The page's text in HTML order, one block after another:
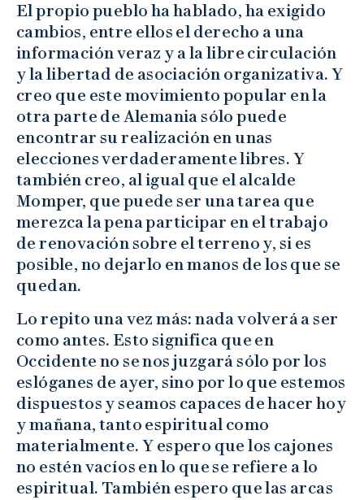
El propio pueblo ha hablado, ha exigido
cambios, entre ellos el derecho a una
información veraz y a la libre circulación
y la libertad de asociación organizativa. Y
creo que este movimiento popular en la
otra parte de Alemania sólo puede
encontrar su realización en unas
elecciones verdaderamente libres. Y
también creo, al igual que el alcalde
Momper, que puede ser una tarea que
merezca la pena participar en el trabajo
de renovación sobre el terreno y, si es
posible, no dejarlo en manos de los que se
quedan.
Lo repito una vez más: nada volverá a ser
como antes. Esto significa que en
Occidente no se nos juzgará sólo por los
eslóganes de ayer, sino por lo que estemos
dispuestos y seamos capaces de hacer hoy
y mañana, tanto espiritual como
materialmente. Y espero que los cajones
no estén vacíos en lo que se refiere a lo
espiritual. También espero que las arcas